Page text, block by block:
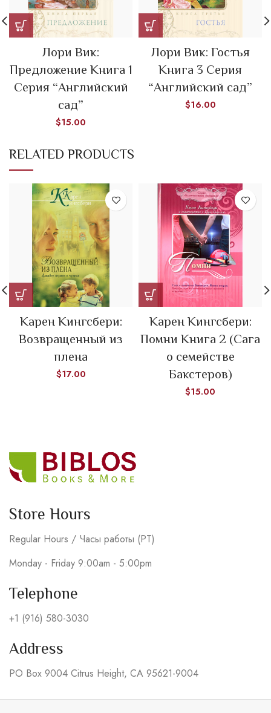
Лори Вик:
Предложение Книга 1
Серия “Английский
сад”
$15.00
Лори Вик: Гостья
Книга 3 Серия
“Английский сад”
$16.00
RELATED PRODUCTS
Карен Кингсбери:
Возвращенный из
плена
$17.00
Карен Кингсбери:
Помни Книга 2 (Сага
о семействе
Бакстеров)
$15.00
Store Hours
Regular Hours / Часы работы (PT)
Monday - Friday 9:00am - 5:00pm
Telephone
+1 (916) 580-3030
Address
PO Box 9004 Citrus Height, CA 95621-9004